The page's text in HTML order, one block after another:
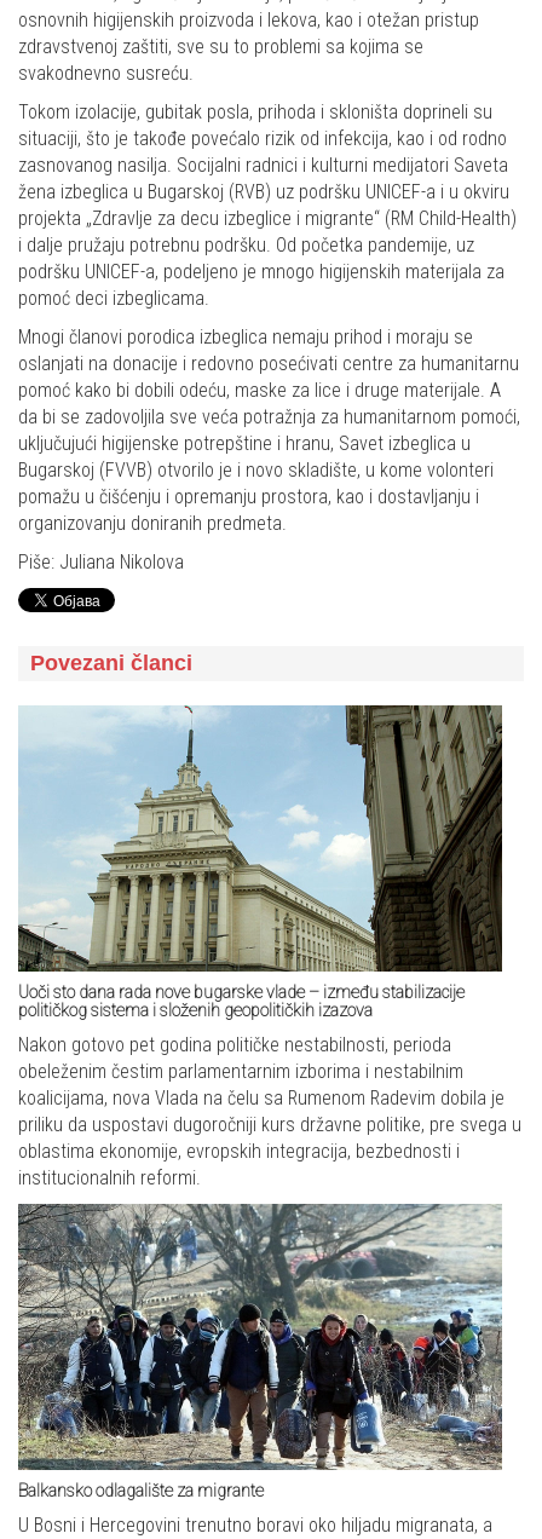
osnovnih higijenskih proizvoda i lekova, kao i otežan pristup
zdravstvenoj zaštiti, sve su to problemi sa kojima se
svakodnevno susreću.
Tokom izolacije, gubitak posla, prihoda i skloništa doprineli su
situaciji, što je takođe povećalo rizik od infekcija, kao i od rodno
zasnovanog nasilja. Socijalni radnici i kulturni medijatori Saveta
žena izbeglica u Bugarskoj (RVB) uz podršku UNICEF-a i u okviru
projekta „Zdravlje za decu izbeglice i migrante“ (RM Child-Health)
i dalje pružaju potrebnu podršku. Od početka pandemije, uz
podršku UNICEF-a, podeljeno je mnogo higijenskih materijala za
pomoć deci izbeglicama.
Mnogi članovi porodica izbeglica nemaju prihod i moraju se
oslanjati na donacije i redovno posećivati centre za humanitarnu
pomoć kako bi dobili odeću, maske za lice i druge materijale. A
da bi se zadovoljila sve veća potražnja za humanitarnom pomoći,
uključujući higijenske potrepštine i hranu, Savet izbeglica u
Bugarskoj (FVVB) otvorilo je i novo skladište, u kome volonteri
pomažu u čišćenju i opremanju prostora, kao i dostavljanju i
organizovanju doniranih predmeta.
Piše: Juliana Nikolova
Povezani članci
Uoči sto dana rada nove bugarske vlade – između stabilizacije
političkog sistema i složenih geopolitičkih izazova
Nakon gotovo pet godina političke nestabilnosti, perioda
obeleženim čestim parlamentarnim izborima i nestabilnim
koalicijama, nova Vlada na čelu sa Rumenom Radevim dobila je
priliku da uspostavi dugoročniji kurs državne politike, pre svega u
oblastima ekonomije, evropskih integracija, bezbednosti i
institucionalnih reformi.
Balkansko odlagalište za migrante
U Bosni i Hercegovini trenutno boravi oko hiljadu migranata, a